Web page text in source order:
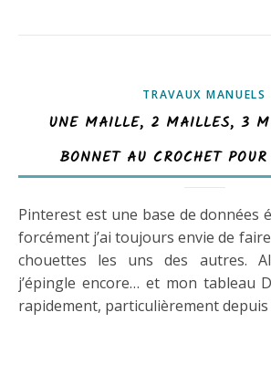
TRAVAUX MANUELS
UNE MAILLE, 2 MAILLES, 3
BONNET AU CROCHET
Pinterest est une base de données énorme d’idées, et
forcément j’ai toujours envie de
chouettes les uns des autres.
j’épingle encore… et mon tableau
rapidement, particulièrement